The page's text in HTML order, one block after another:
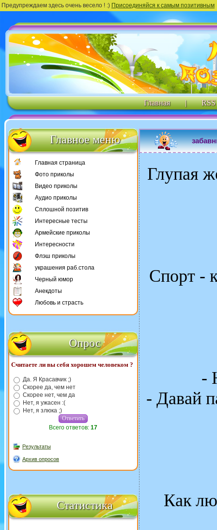
Предупреждаем здесь очень весело ! :) Присоединяйся к самым позитивным
Главная | RSS
Главное меню
Главная страница
Фото приколы
Видео приколы
Аудио приколы
Сплошной позитив
Интересные тесты
Армейские приколы
Интересности
Флэш приколы
украшения раб.стола
Черный юмор
Анекдоты
Любовь и страсть
Опрос
Считаете ли вы себя хорошем человеком ?
Да. Я Красавчик ;)
Скорее да, чем нет
Скорее нет, чем да
Нет, я ужасен :(
Нет, я злюка ;)
Всего ответов: 17
Результаты
Архив опросов
Статистика
Глупая
Спорт -
-
- Давай
Как